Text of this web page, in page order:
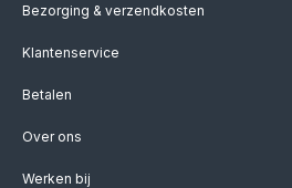
Bezorging & verzendkosten
Klantenservice
Betalen
Over ons
Werken bij